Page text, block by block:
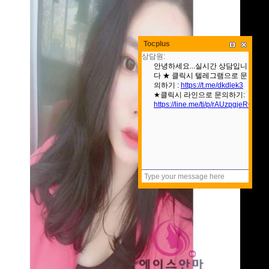
Tocplus